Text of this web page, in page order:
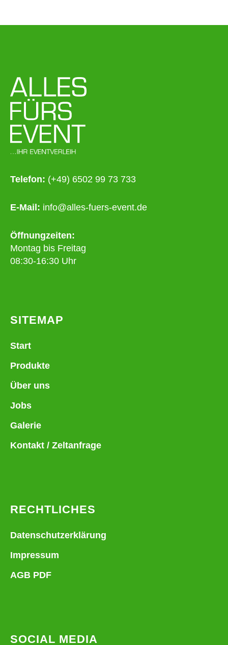
Telefon: (+49) 6502 99 73 733
E-Mail: info@alles-fuers-event.de
Öffnungzeiten:
Montag bis Freitag
08:30-16:30 Uhr
SITEMAP
Start
Produkte
Über uns
Jobs
Galerie
Kontakt / Zeltanfrage
RECHTLICHES
Datenschutzerklärung
Impressum
AGB PDF
SOCIAL MEDIA